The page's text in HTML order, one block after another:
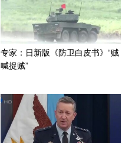
专家：日新版《防卫白皮书》“贼
喊捉贼”